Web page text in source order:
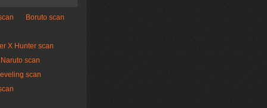
Boruto scan
X Hunter scan
Naruto scan
scan